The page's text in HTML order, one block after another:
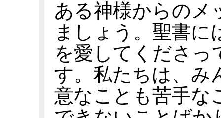
ある神様からのメ
ましょう。聖書に
を愛してくださっ
す。私たちは、み
意なことも苦手な